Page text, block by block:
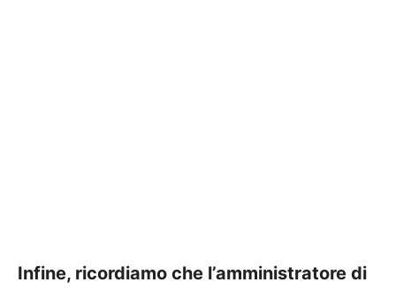
Infine, ricordiamo che l’amministratore di